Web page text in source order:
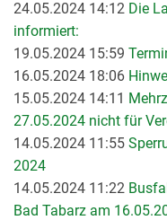
24.05.2024 14:12 Die
informiert:
19.05.2024 15:59
16.05.2024 18:06
15.05.2024 14:11
27.05.2024 nicht für
14.05.2024 11:55
2024
14.05.2024 11:22
Bad Tabarz am